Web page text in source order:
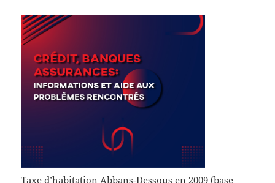
Taxe d’habitation Abbans-Dessous en 2009 (base